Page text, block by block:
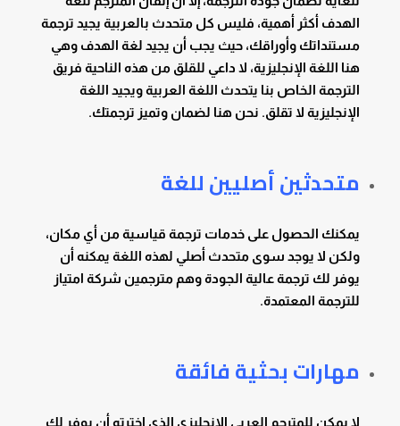
الهدف أكثر أهمية، فليس كل متحدث بالعربية يجيد ترجمة
مستنداتك وأوراقك، حيث يجب أن يجيد لغة الهدف وهي
هنا اللغة الإنجليزية، لا داعي للقلق من هذه الناحية فريق
الترجمة الخاص بنا يتحدث اللغة العربية ويجيد اللغة
الإنجليزية لا تقلق. نحن هنا لضمان وتميز ترجمتك.
متحدثين أصليين للغة
يمكنك الحصول على خدمات ترجمة قياسية من أي مكان،
ولكن لا يوجد سوى متحدث أصلي لهذه اللغة يمكنه أن
يوفر لك ترجمة عالية الجودة وهم مترجمين شركة امتياز
للترجمة المعتمدة.
مهارات بحثية فائقة
لا يمكن للمترجم العربي الإنجليزي الذي اخترته أن يوفر لك